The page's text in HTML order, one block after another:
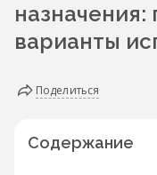
варианты
Поделиться
Содержание